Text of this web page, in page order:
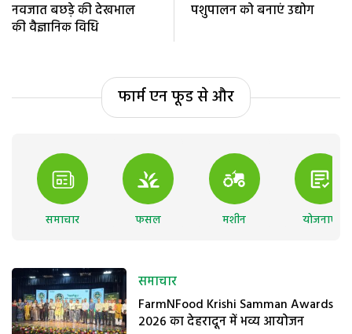
नवजात बछड़े की देखभाल
की वैज्ञानिक विधि
पशुपालन को बनाएं उद्योग
फार्म एन फूड से और
समाचार फसल मशीन योजनाएं
समाचार
FarmNFood Krishi Samman Awards
2026 का देहरादून में भव्य आयोजन